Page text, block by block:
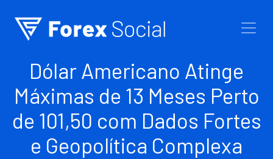
Dólar Americano Atinge
Máximas de 13 Meses Perto
de 101,50 com Dados Fortes
e Geopolítica Complexa